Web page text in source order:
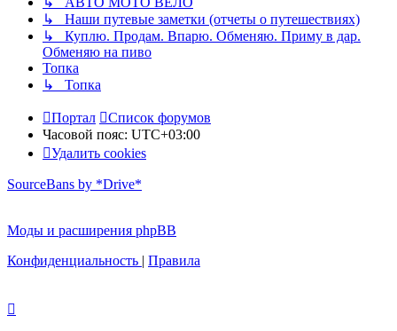
↳ Наши путевые заметки (отчеты о путешествиях)
↳ Куплю. Продам. Впарю. Обменяю. Приму в дар.
Обменяю на пиво
Топка
↳ Топка
Портал
Список форумов
Часовой пояс: UTC+03:00
Удалить cookies
SourceBans by *Drive*
Моды и расширения phpBB
Конфиденциальность | Правила